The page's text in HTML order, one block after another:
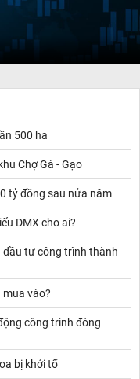
500 ha
Chợ Gà - Gạo
tỷ đồng sau nửa năm
DMX cho ai?
đầu tư công trình thành
mua vào?
công trình đóng
bị khởi tố